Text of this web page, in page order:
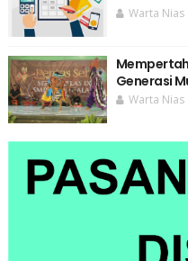
Warta Nias
Generasi
Warta Nias